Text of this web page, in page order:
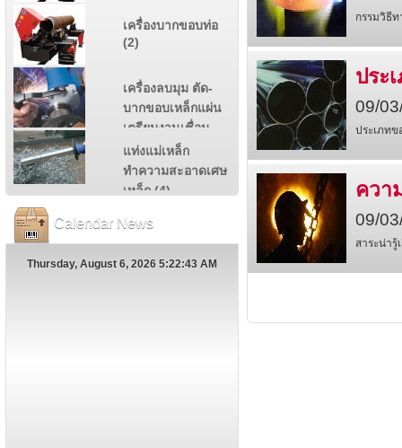
กรรมวิธี
ประ
09/
ประเภทข
ควา
09/
สาระน่ารู้
เครื่องบากขอบท่อ
(2)
เครื่องลบมุม ตัด-
บากขอบเหล็กแผ่น
เตรียมงานเชื่อม
(11)
แท่งแม่เหล็ก
ทำความสะอาดเศษ
เหล็ก (4)
Calendar News
Thursday, August 6, 2026 5:22:44 AM